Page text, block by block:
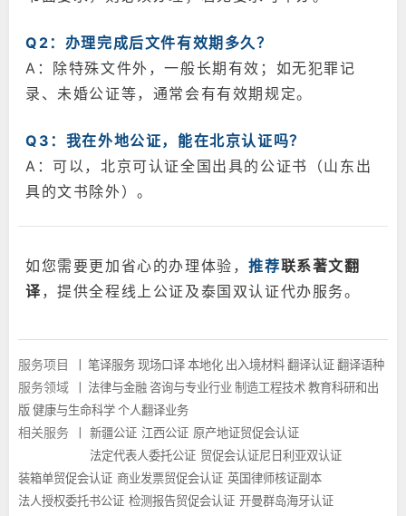
Q2：办理完成后文件有效期多久？
A：除特殊文件外，一般长期有效；如无犯罪记
录、未婚公证等，通常会有有效期规定。
Q3：我在外地公证，能在北京认证吗？
A：可以，北京可认证全国出具的公证书（山东出
具的文书除外）。
如您需要更加省心的办理体验，推荐联系著文翻
译，提供全程线上公证及泰国双认证代办服务。
服务项目 笔译服务 现场口译 本地化 出入境材料 翻译认证 翻译语种
服务领域 法律与金融 咨询与专业行业 制造工程技术 教育科研和出
版 健康与生命科学 个人翻译业务
相关服务 新疆公证 江西公证 原产地证贸促会认证
法定代表人委托公证 贸促会认证尼日利亚双认证
装箱单贸促会认证 商业发票贸促会认证 英国律师核证副本
法人授权委托书公证 检测报告贸促会认证 开曼群岛海牙认证